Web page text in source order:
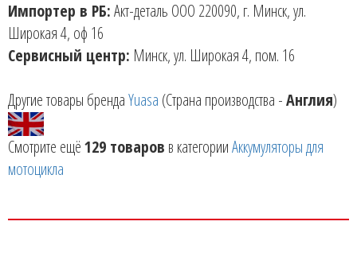
Импортер в РБ:Акт-деталь ООО 220090, г. Минск, ул.
Широкая 4, оф 16
Сервисный центр: Минск, ул. Широкая 4, пом. 16
Другие товары брендаYuasa (Страна производства -Англия)
Смотрите ещё129 товаров в категорииАккумуляторы для
мотоцикла